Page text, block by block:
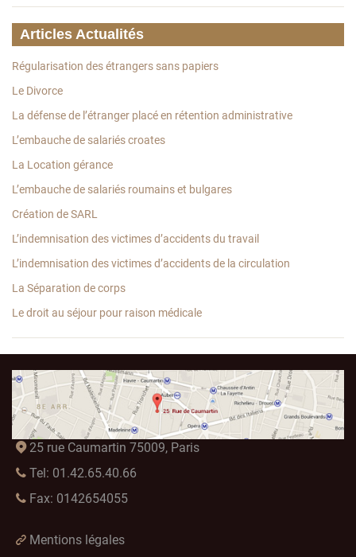
Articles Actualités
Régularisation des étrangers sans papiers
Le Divorce
La défense de l’étranger placé en rétention administrative
L’embauche de salariés croates
La Location gérance
L’embauche de salariés roumains et bulgares
Création de SARL
L’indemnisation des victimes d’accidents du travail
L’indemnisation des victimes d’accidents de la circulation
La Séparation de corps
Le droit au séjour pour raison médicale
25 rue Caumartin 75009, Paris
Tel: 01.42.65.40.66
Fax: 0142654055
Mentions légales